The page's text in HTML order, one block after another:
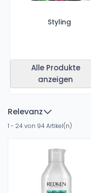
Styling
Alle Produkte
anzeigen
Relevanz
1 - 24 von 94 Artikel(n)